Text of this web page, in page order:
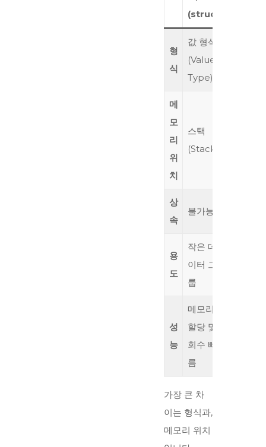
(struct)
형
식
값 형식
(Value
Type)
메
모
리
위
치
스택
(Stack)
상
속
불가능
용
도
작은 데
이터 그
룹
성
능
메모리
할당 및
회수 빠
름
가장 큰 차
이는 형식과,
메모리 위치